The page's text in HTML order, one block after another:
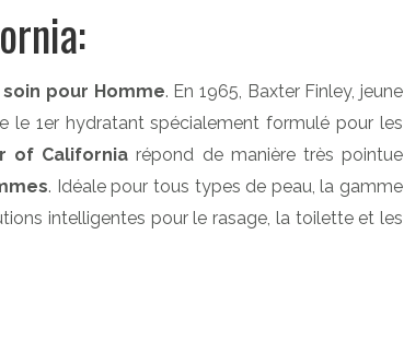
pour Homme. En 1965, Baxter Finley, jeune
le 1er hydratant spécialement formulé pour les
of California répond de manière très pointue
. Idéale pour tous types de peau, la gamme
intelligentes pour le rasage, la toilette et les